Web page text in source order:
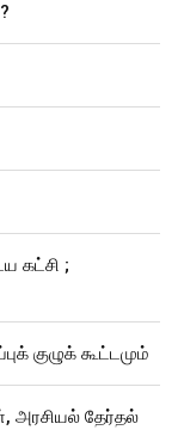
கட்சி ;
குழுக் கூட்டமும்
அரசியல் தேர்தல்